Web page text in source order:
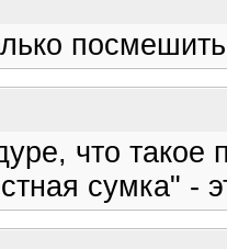
что такое
сумка" -